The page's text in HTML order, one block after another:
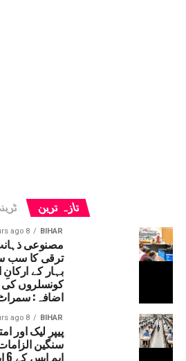
تازہ ترین
BIHAR
8 hours ago
مصنوعی
ترقی کا سب
بہار کے
کونسلروں کی
اضافہ:
BIHAR
8 hours ago
پیپر لیک اور
سنگین